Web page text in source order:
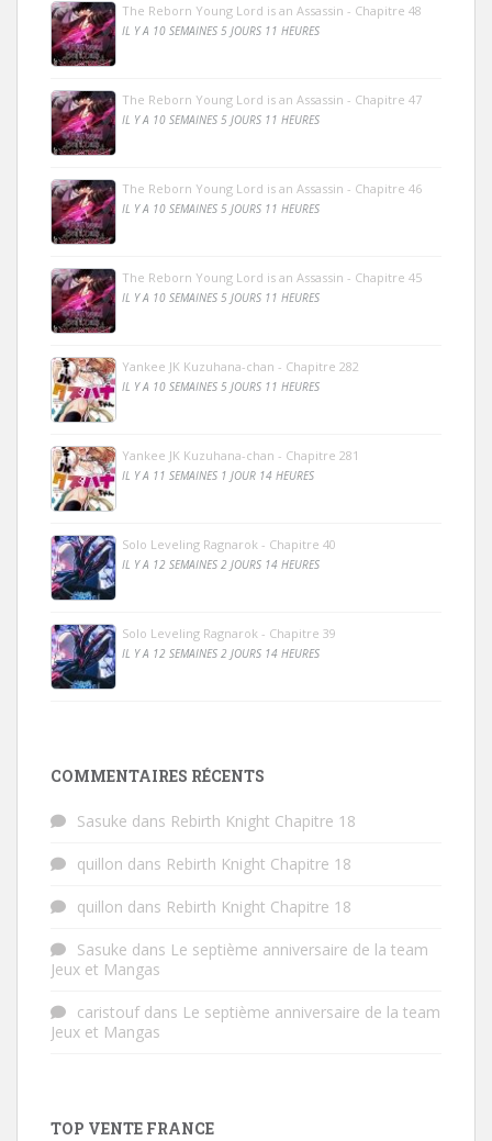
The Reborn Young Lord is an Assassin - Chapitre 48
IL Y A 10 SEMAINES 5 JOURS 11 HEURES
The Reborn Young Lord is an Assassin - Chapitre 47
IL Y A 10 SEMAINES 5 JOURS 11 HEURES
The Reborn Young Lord is an Assassin - Chapitre 46
IL Y A 10 SEMAINES 5 JOURS 11 HEURES
The Reborn Young Lord is an Assassin - Chapitre 45
IL Y A 10 SEMAINES 5 JOURS 11 HEURES
Yankee JK Kuzuhana-chan - Chapitre 282
IL Y A 10 SEMAINES 5 JOURS 11 HEURES
Yankee JK Kuzuhana-chan - Chapitre 281
IL Y A 11 SEMAINES 1 JOUR 14 HEURES
Solo Leveling Ragnarok - Chapitre 40
IL Y A 12 SEMAINES 2 JOURS 14 HEURES
Solo Leveling Ragnarok - Chapitre 39
IL Y A 12 SEMAINES 2 JOURS 14 HEURES
COMMENTAIRES RÉCENTS
Sasuke dans Rebirth Knight Chapitre 18
quillon dans Rebirth Knight Chapitre 18
quillon dans Rebirth Knight Chapitre 18
Sasuke dans Le septième anniversaire de la team
Jeux et Mangas
caristoufdans Le septième anniversaire de la team
Jeux et Mangas
TOP VENTE FRANCE